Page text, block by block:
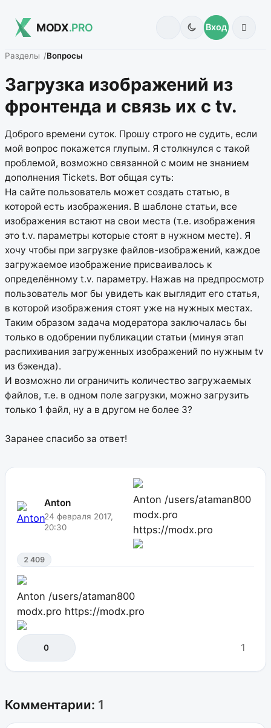
MODX.PRO Вход
Разделы Вопросы
Загрузка изображений из
фронтенда и связь их с tv.
Доброго времени суток. Прошу строго не судить, если
мой вопрос покажется глупым. Я столкнулся с такой
проблемой, возможно связанной с моим не знанием
дополнения Tickets. Вот общая суть:
На сайте пользователь может создать статью, в
которой есть изображения. В шаблоне статьи, все
изображения встают на свои места (т.е. изображения
это t.v. параметры которые стоят в нужном месте). Я
хочу чтобы при загрузке файлов-изображений, каждое
загружаемое изображение присваивалось к
определённому t.v. параметру. Нажав на предпросмотр
пользователь мог бы увидеть как выглядит его статья,
в которой изображения стоят уже на нужных местах.
Таким образом задача модератора заключалась бы
только в одобрении публикации статьи (минуя этап
распихивания загруженных изображений по нужным tv
из бэкенда).
И возможно ли ограничить количество загружаемых
файлов, т.е. в одном поле загрузки, можно загрузить
только 1 файл, ну а в другом не более 3?
Заранее спасибо за ответ!
Anton
24 февраля 2017,
20:30
Anton /users/ataman800
modx.pro
https://modx.pro
2 409
Anton /users/ataman800
modx.pro https://modx.pro
0 1
Комментарии: 1